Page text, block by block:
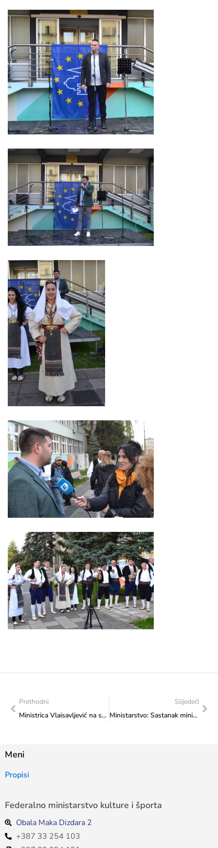
Prethodni
Ministrica Vlaisavljević na sastanku s direktorom Festivala ulične umjetnosti, Alešom Kurtom
Slijedeći
Ministarstvo: Sastanak ministrice Vlaisavljević i direktora nakladničke kuće “Synopsis”
Meni
Propisi
Federalno ministarstvo kulture i športa
Obala Maka Dizdara 2
+387 33 254 103